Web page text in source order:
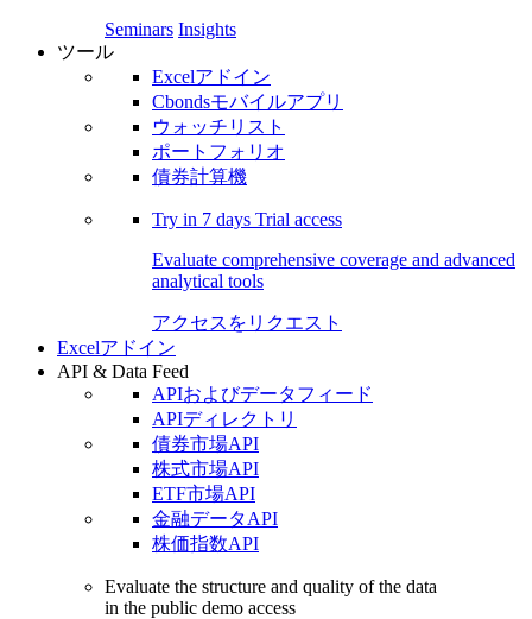
Seminars Insights
ツール
Excelアドイン
Cbondsモバイルアプリ
ウォッチリスト
ポートフォリオ
債券計算機
Try in 7 days Trial access
Evaluate comprehensive coverage and advanced
analytical tools
アクセスをリクエスト
Excelアドイン
API & Data Feed
APIおよびデータフィード
APIディレクトリ
債券市場API
株式市場API
ETF市場API
金融データAPI
株価指数API
Evaluate the structure and quality of the data
in the public demo access